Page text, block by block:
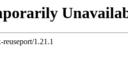
reuseport/1.21.1